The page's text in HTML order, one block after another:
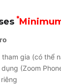
*
gia (có thể
(Zoom